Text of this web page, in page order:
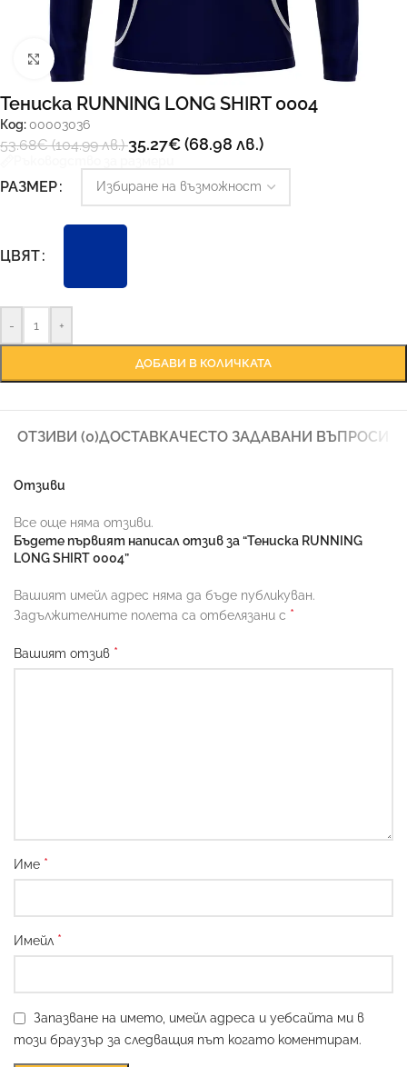
Увеличи
Тениска RUNNING LONG SHIRT 0004
Код: 00003036
53.68€(104.99 лв.)35.27€(68.98 лв.)
РАЗМЕР
ЦВЯТ
- +
ДОБАВИ В КОЛИЧКАТА
ОТЗИВИ (0)ДОСТАВКАЧЕСТО ЗАДАВАНИ ВЪПРОСИ
Отзиви
Все още няма отзиви.
Бъдете първият написал отзив за “Тениска RUNNING
LONG SHIRT 0004”
Вашият имейл адрес няма да бъде публикуван.
Задължителните полета са отбелязани с *
Вашият отзив *
Име *
Имейл *
Запазване на името, имейл адреса и уебсайта ми в
този браузър за следващия път когато коментирам.